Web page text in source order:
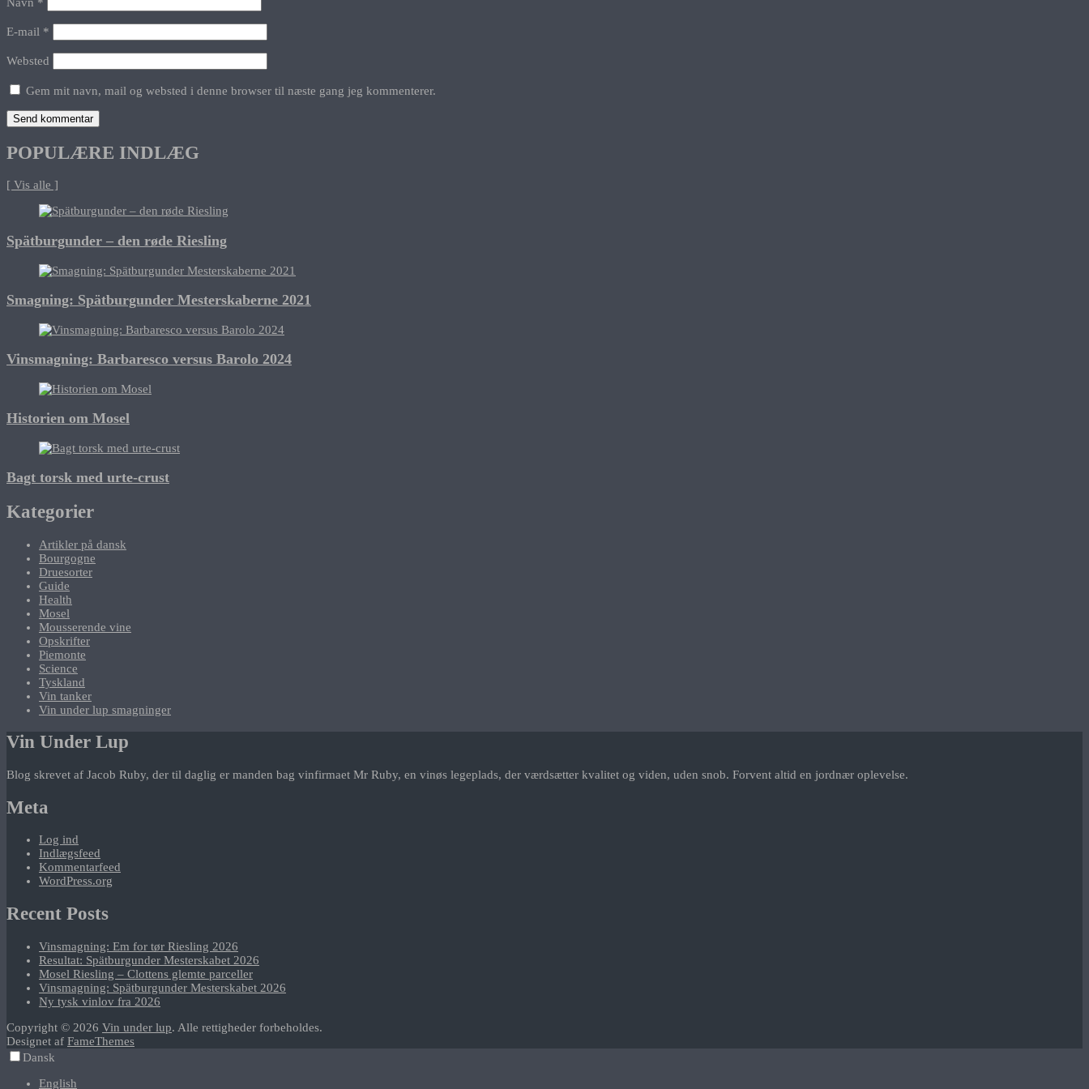
E-mail *
Websted
Gem mit navn, mail og websted i denne browser til næste gang jeg kommenterer.
POPULÆRE INDLÆG
[ Vis alle ]
Spätburgunder – den røde Riesling
Smagning: Spätburgunder Mesterskaberne 2021
Vinsmagning: Barbaresco versus Barolo 2024
Historien om Mosel
Bagt torsk med urte-crust
Kategorier
Artikler på dansk
Bourgogne
Druesorter
Guide
Health
Mosel
Mousserende vine
Opskrifter
Piemonte
Science
Tyskland
Vin tanker
Vin under lup smagninger
Vin Under Lup
Blog skrevet af Jacob Ruby, der til daglig er manden bag vinfirmaet Mr Ruby, en vinøs legeplads, der værdsætter kvalitet og viden, uden snob. Forvent altid en jordnær oplevelse.
Meta
Log ind
Indlægsfeed
Kommentarfeed
WordPress.org
Recent Posts
Vinsmagning: Em for tør Riesling 2026
Resultat: Spätburgunder Mesterskabet 2026
Mosel Riesling – Clottens glemte parceller
Vinsmagning: Spätburgunder Mesterskabet 2026
Ny tysk vinlov fra 2026
Copyright © 2026 Vin under lup. Alle rettigheder forbeholdes.
Designet af FameThemes
Dansk
English